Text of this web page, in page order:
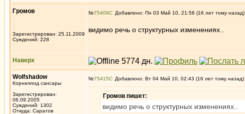
Громов
Зарегистрирован: 25.11.2009
Суждений: 228
№75409 Добавлено: Пн 03 Май 10, 21:56 (16 лет тому назад)
видимо речь о структурных изменениях..
Наверх
Wolfshadow
Корнеплод сансары
Зарегистрирован:
06.09.2005
Суждений: 1302
Откуда: Саратов
№75415 Добавлено: Вт 04 Май 10, 02:43 (16 лет тому назад)
Громов пишет:
видимо речь о структурных изменениях..